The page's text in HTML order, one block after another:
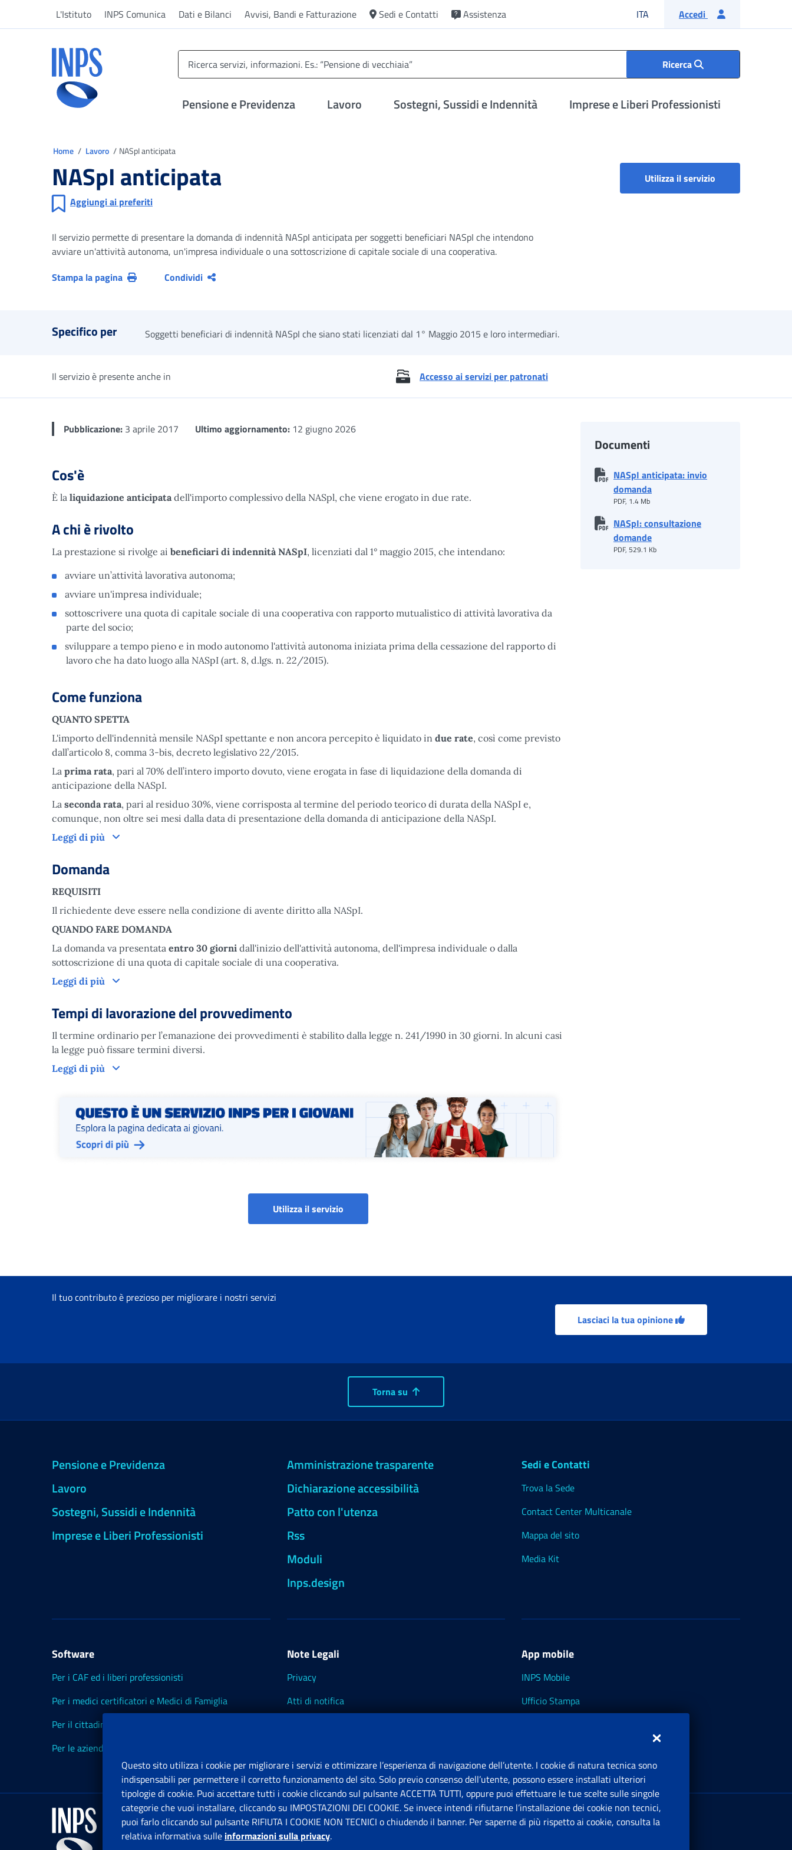
L'Istituto INPS Comunica Dati e Bilanci Avvisi, Bandi e Fatturazione Sedi e Contatti Assistenza ITA Lingua italiana
Accedi
Ricerca
Pensione e Previdenza Lavoro Sostegni, Sussidi e Indennità Imprese e Liberi Professionisti
Home Lavoro NASpI anticipata
NASpI anticipata
Aggiungi ai preferiti
Utilizza il servizio
Il servizio permette di presentare la domanda di indennità NASpI anticipata per soggetti beneficiari NASpI che intendono
avviare un'attività autonoma, un'impresa individuale o una sottoscrizione di capitale sociale di una cooperativa.
Stampa la pagina
Condividi
Specifico per Soggetti beneficiari di indennità NASpI che siano stati licenziati dal 1° Maggio 2015 e loro intermediari.
Il servizio è presente anche in Accesso ai servizi per patronati
Pubblicazione: 3 aprile 2017 Ultimo aggiornamento: 12 giugno 2026
Cos'è
È la liquidazione anticipatadell'importo complessivo della NASpl, che viene erogato in due rate.
A chi è rivolto
La prestazione si rivolge ai beneficiari di indennità NASpI, licenziati dal 1° maggio 2015, che intendano:
avviare un’attività lavorativa autonoma;
avviare un'impresa individuale;
sottoscrivere una quota di capitale sociale di una cooperativa con rapporto mutualistico di attività lavorativa da
parte del socio;
sviluppare a tempo pieno e in modo autonomo l'attività autonoma iniziata prima della cessazione del rapporto di
lavoro che ha dato luogo alla NASpI (art. 8, d.lgs. n. 22/2015).
Come funziona
QUANTO SPETTA
L'importo dell'indennità mensile NASpI spettante e non ancora percepito è liquidato in due rate, così come previsto
dall’articolo 8, comma 3-bis, decreto legislativo 22/2015.
La prima rata, pari al 70% dell’intero importo dovuto, viene erogata in fase di liquidazione della domanda di
anticipazione della NASpI.
La seconda rata, pari al residuo 30%, viene corrisposta al termine del periodo teorico di durata della NASpI e,
comunque, non oltre sei mesi dalla data di presentazione della domanda di anticipazione della NASpI.
Leggi di più
Come funziona
Domanda
REQUISITI
Il richiedente deve essere nella condizione di avente diritto alla NASpI.
QUANDO FARE DOMANDA
La domanda va presentata entro 30 giorni dall'inizio dell'attività autonoma, dell'impresa individuale o dalla
sottoscrizione di una quota di capitale sociale di una cooperativa.
Leggi di più
Domanda
Tempi di lavorazione del provvedimento
Il termine ordinario per l’emanazione dei provvedimenti è stabilito dalla legge n. 241/1990 in 30 giorni. In alcuni casi
la legge può fissare termini diversi.
Leggi di più
Tempi di lavorazione del provvedimento
Utilizza il servizio
Documenti
NASpI anticipata: invio
domanda
PDF, 1.4 Mb
NASpI: consultazione
domande
PDF, 529.1 Kb
Il tuo contributo è prezioso per migliorare i nostri servizi
Lasciaci la tua opinione
Torna su
Pensione e Previdenza
Lavoro
Sostegni, Sussidi e Indennità
Imprese e Liberi Professionisti
Amministrazione trasparente
Dichiarazione accessibilità
Patto con l'utenza
Rss
Moduli
Inps.design
Sedi e Contatti
Trova la Sede
Contact Center Multicanale
Mappa del sito
Media Kit
Software
Per i CAF ed i liberi professionisti
Per i medici certificatori e Medici di Famiglia
Per il cittadino
Per le aziende ed i Consulenti
Note Legali
Privacy
Atti di notifica
App mobile
INPS Mobile
Ufficio Stampa
Sede Legale: Via Ciro il Grande, 21
00144 Roma
P.IVA 02121151001
Questo sito utilizza i cookie per migliorare i servizi e ottimizzare l’esperienza di navigazione dell’utente. I cookie di natura tecnica sono
indispensabili per permettere il corretto funzionamento del sito. Solo previo consenso dell’utente, possono essere installati ulteriori
tipologie di cookie. Puoi accettare tutti i cookie cliccando sul pulsante ACCETTA TUTTI, oppure puoi effettuare le tue scelte sulle singole
categorie che vuoi installare, cliccando su IMPOSTAZIONI DEI COOKIE. Se invece intendi rifiutarne l’installazione dei cookie non tecnici,
puoi farlo cliccando sul pulsante RIFIUTA I COOKIE NON TECNICI o chiudendo il banner. Per saperne di più rispetto ai cookie, consulta la
relativa informativa sulle informazioni sulla privacy.